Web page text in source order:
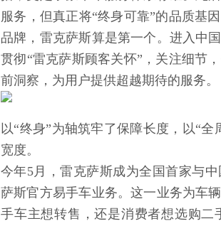
服务，但真正将“终身可靠”的品质基
品牌，雷克萨斯算是第一个。进入中
贯彻“雷克萨斯顾客关怀”，关注细节
前洞察，为用户提供超越期待的服务。
以“终身”为轴筑牢了保障长度，以“
宽度。
今年5月，雷克萨斯成为全国首家与
萨斯官方易手车业务。这一业务为车
手车主想转售，还是消费者想选购